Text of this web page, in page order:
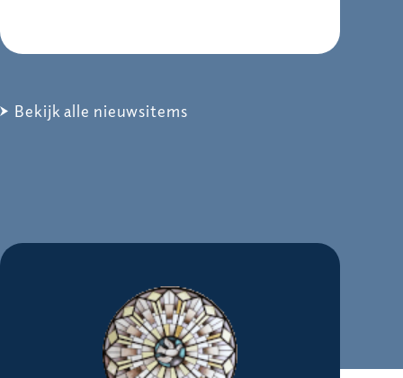
Bekijk alle nieuwsitems